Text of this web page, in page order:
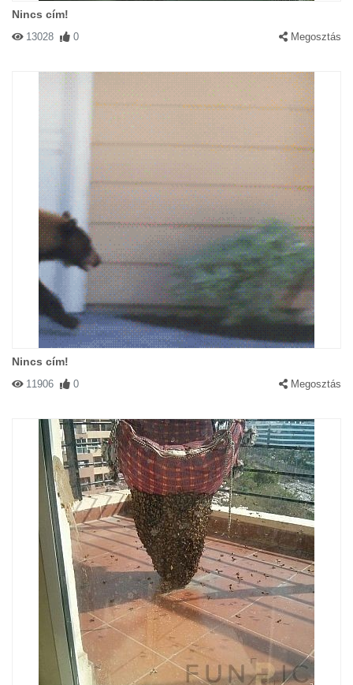
Nincs cím!
13028 0 Megosztás
Nincs cím!
11906 0 Megosztás